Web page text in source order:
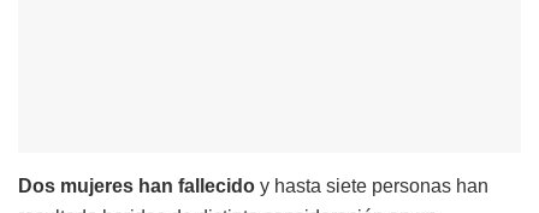
Dos mujeres han fallecido y hasta siete personas han